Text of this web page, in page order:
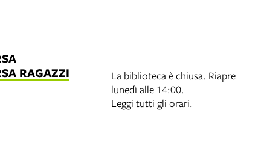
RAGAZZI
La biblioteca è chiusa. Riapre
lunedì alle 14:00.
Leggi tutti gli orari.